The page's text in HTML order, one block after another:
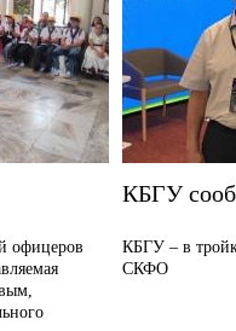
офицеров
КБГУ
КБГУ – в
СКФО